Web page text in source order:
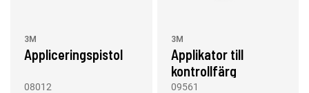
3M
Appliceringspistol
08012
3M
Applikator till
kontrollfärg
09561